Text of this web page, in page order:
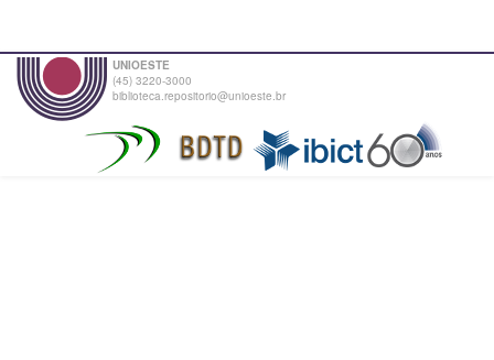
UNIOESTE
(45) 3220-3000
biblioteca.repositorio@unioeste.br